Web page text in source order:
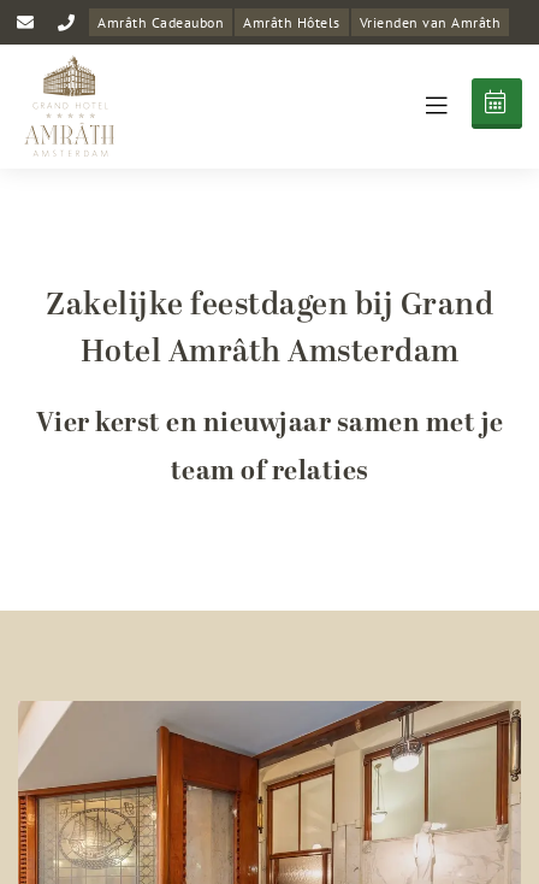
Amrâth Cadeaubon Amrâth Hôtels Vrienden van Amrâth
Zakelijke feestdagen bij Grand
Hotel Amrâth Amsterdam
Vier kerst en nieuwjaar samen met je
team of relaties